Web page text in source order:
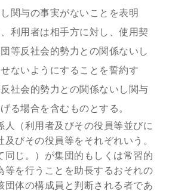
関与の事実がないことを表明
利用者は相手方に対し、使用契
等反社会的勢力との関係ないし
ないようにすることを誓約す
社会的勢力との関係ないし関与
る場合を含むものとする。
人（利用者及びその役員等並びに
及びその役員等をそれぞれいう。
同じ。）が集団的もしくは常習的
等を行うことを助長するおそれの
団体の構成員と判断される者であ